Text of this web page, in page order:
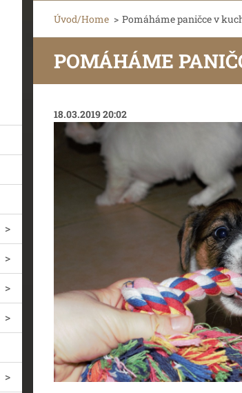
Úvod/Home > Pomáháme paničce v
POMÁHÁME
18.03.2019 20:02